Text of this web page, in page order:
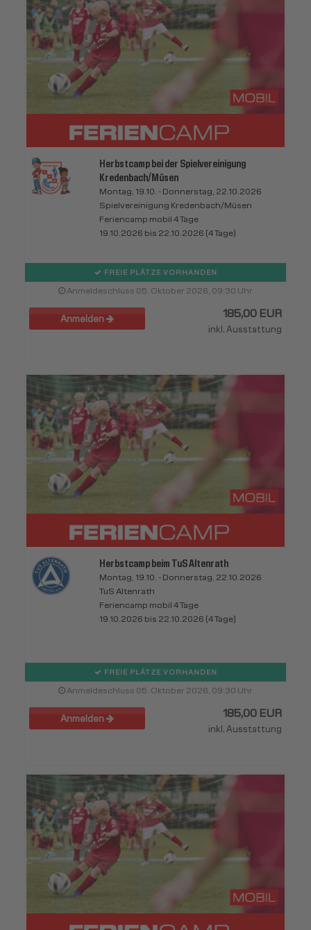
Herbstcamp bei der Spielvereinigung
Kredenbach/Müsen
Montag, 19.10. - Donnerstag, 22.10.2026
Spielvereinigung Kredenbach/Müsen
Feriencamp mobil 4 Tage
19.10.2026 bis 22.10.2026 (4 Tage)
FREIE PLÄTZE VORHANDEN
Anmeldeschluss 05. Oktober 2026, 09:30 Uhr
Anmelden 185,00 EUR
inkl. Ausstattung
Herbstcamp beim TuS Altenrath
Montag, 19.10. - Donnerstag, 22.10.2026
TuS Altenrath
Feriencamp mobil 4 Tage
19.10.2026 bis 22.10.2026 (4 Tage)
FREIE PLÄTZE VORHANDEN
Anmeldeschluss 05. Oktober 2026, 09:30 Uhr
Anmelden 185,00 EUR
inkl. Ausstattung